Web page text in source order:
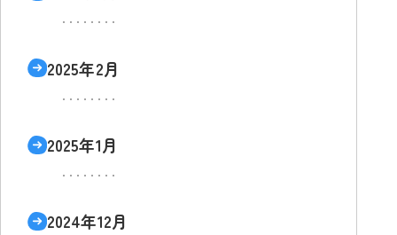
2025年2月
2025年1月
2024年12月